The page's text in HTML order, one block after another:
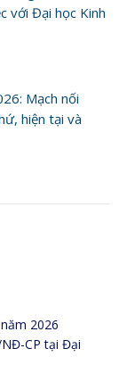
với Đại học Kinh
Mạch nối
hiện tại và
2026
CP tại Đại